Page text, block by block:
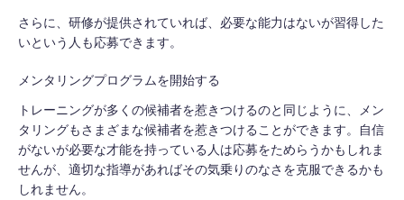
さらに、研修が提供されていれば、必要な能力はないが習得した
いという人も応募できます。
メンタリングプログラムを開始する
トレーニングが多くの候補者を惹きつけるのと同じように、メン
タリングもさまざまな候補者を惹きつけることができます。自信
がないが必要な才能を持っている人は応募をためらうかもしれま
せんが、適切な指導があればその気乗りのなさを克服できるかも
しれません。